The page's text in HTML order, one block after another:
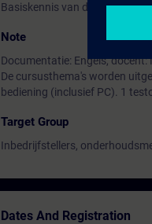
Basiskennis van
Note
Documentatie: Engels, docent:
De cursusthema's worden
bediening (inclusief PC). 1
Target Group
Inbedrijfstellers,
Dates And Registration